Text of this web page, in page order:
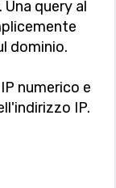
query al
dominio.
numerico e
IP.